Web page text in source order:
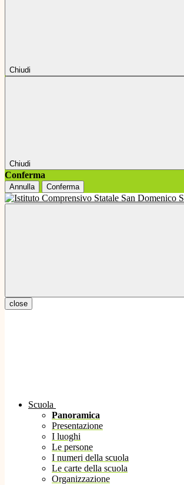
Chiudi
Chiudi
Conferma
Annulla Conferma
close
Scuola
Panoramica
Presentazione
I luoghi
Le persone
I numeri della scuola
Le carte della scuola
Organizzazione